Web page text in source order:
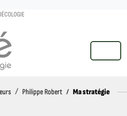
MENU
Philippe Robert Ma stratégie